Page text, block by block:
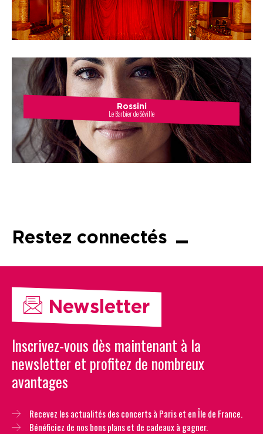
Rossini
Le Barbier de Séville
Restez connectés
Newsletter
Inscrivez-vous dès maintenant à la
newsletter et profitez de nombreux
avantages
Recevez les actualités des concerts à Paris et en Île de France.
Bénéficiez de nos bons plans et de cadeaux à gagner.